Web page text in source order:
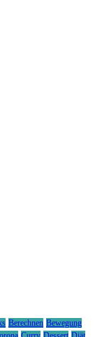
Berechnen Bewegung